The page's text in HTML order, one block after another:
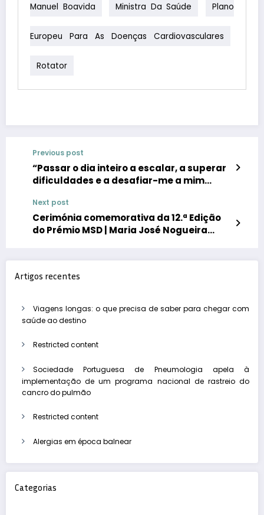
Manuel Boavida Ministra Da Saúde Plano
Europeu Para As Doenças Cardiovasculares
Rotator
Previous post
“Passar o dia inteiro a escalar, a superar
dificuldades e a desafiar-me a mim
de medo, faz-me sentir um verdadeiro
super-herói”
Next post
Cerimónia comemorativa da 12.ª Edição
do Prémio MSD | Maria José Nogueira
Artigos recentes
Viagens longas: o que precisa de saber para chegar com
saúde ao destino
Restricted content
Sociedade Portuguesa de Pneumologia apela à
implementação de um programa nacional de rastreio do
cancro do pulmão
Restricted content
Alergias em época balnear
Categorias